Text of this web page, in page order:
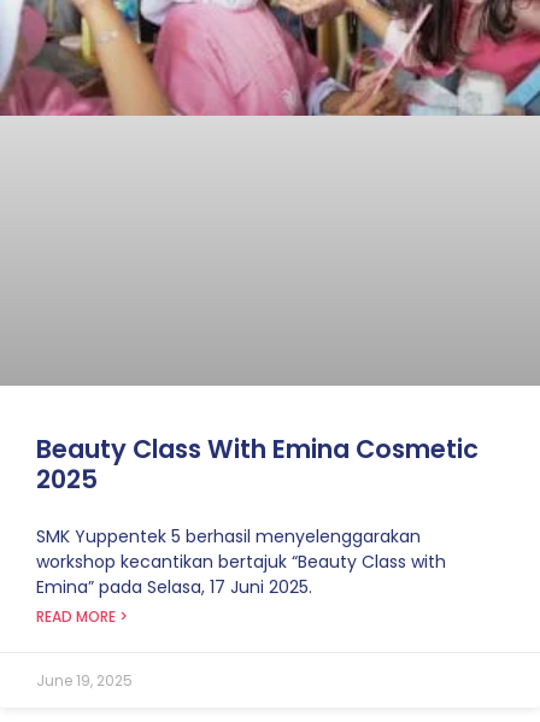
Beauty Class With Emina Cosmetic
2025
SMK Yuppentek 5 berhasil menyelenggarakan
workshop kecantikan bertajuk “Beauty Class with
Emina” pada Selasa, 17 Juni 2025.
READ MORE >
June 19, 2025